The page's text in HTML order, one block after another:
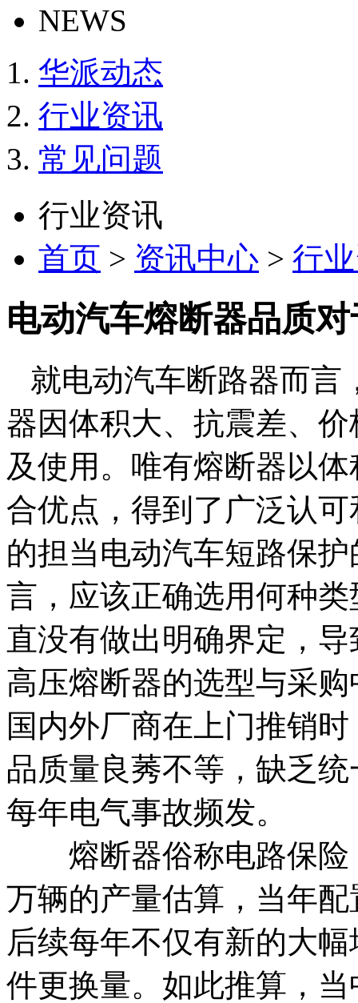
NEWS
华派动态
行业资讯
常见问题
行业资讯
首页 > 资讯中心 > 行
电动汽车熔断器品质
就电动汽车断路器而言
器因体积大、抗震差、
及使用。唯有熔断器以
合优点，得到了广泛认
的担当电动汽车短路保
言，应该正确选用何种
直没有做出明确界定，
高压熔断器的选型与采
国内外厂商在上门推销
品质量良莠不等，缺乏
每年电气事故频发。
熔断器俗称电路保险
万辆的产量估算，当年
后续每年不仅有新的大
件更换量。如此推算，